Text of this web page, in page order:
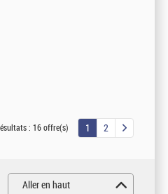
: 16 offre(s) 1 2
Aller en haut